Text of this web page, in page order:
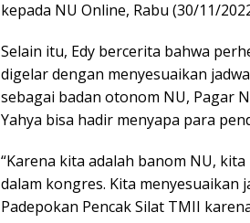
kepada NU Online, Rabu (30/11/
Selain itu, Edy bercerita bahwa
digelar dengan menyesuaikan
sebagai badan otonom NU, Pagar
Yahya bisa hadir menyapa para
“Karena kita adalah banom NU,
dalam kongres. Kita menyesuaikan
Padepokan Pencak Silat TMII